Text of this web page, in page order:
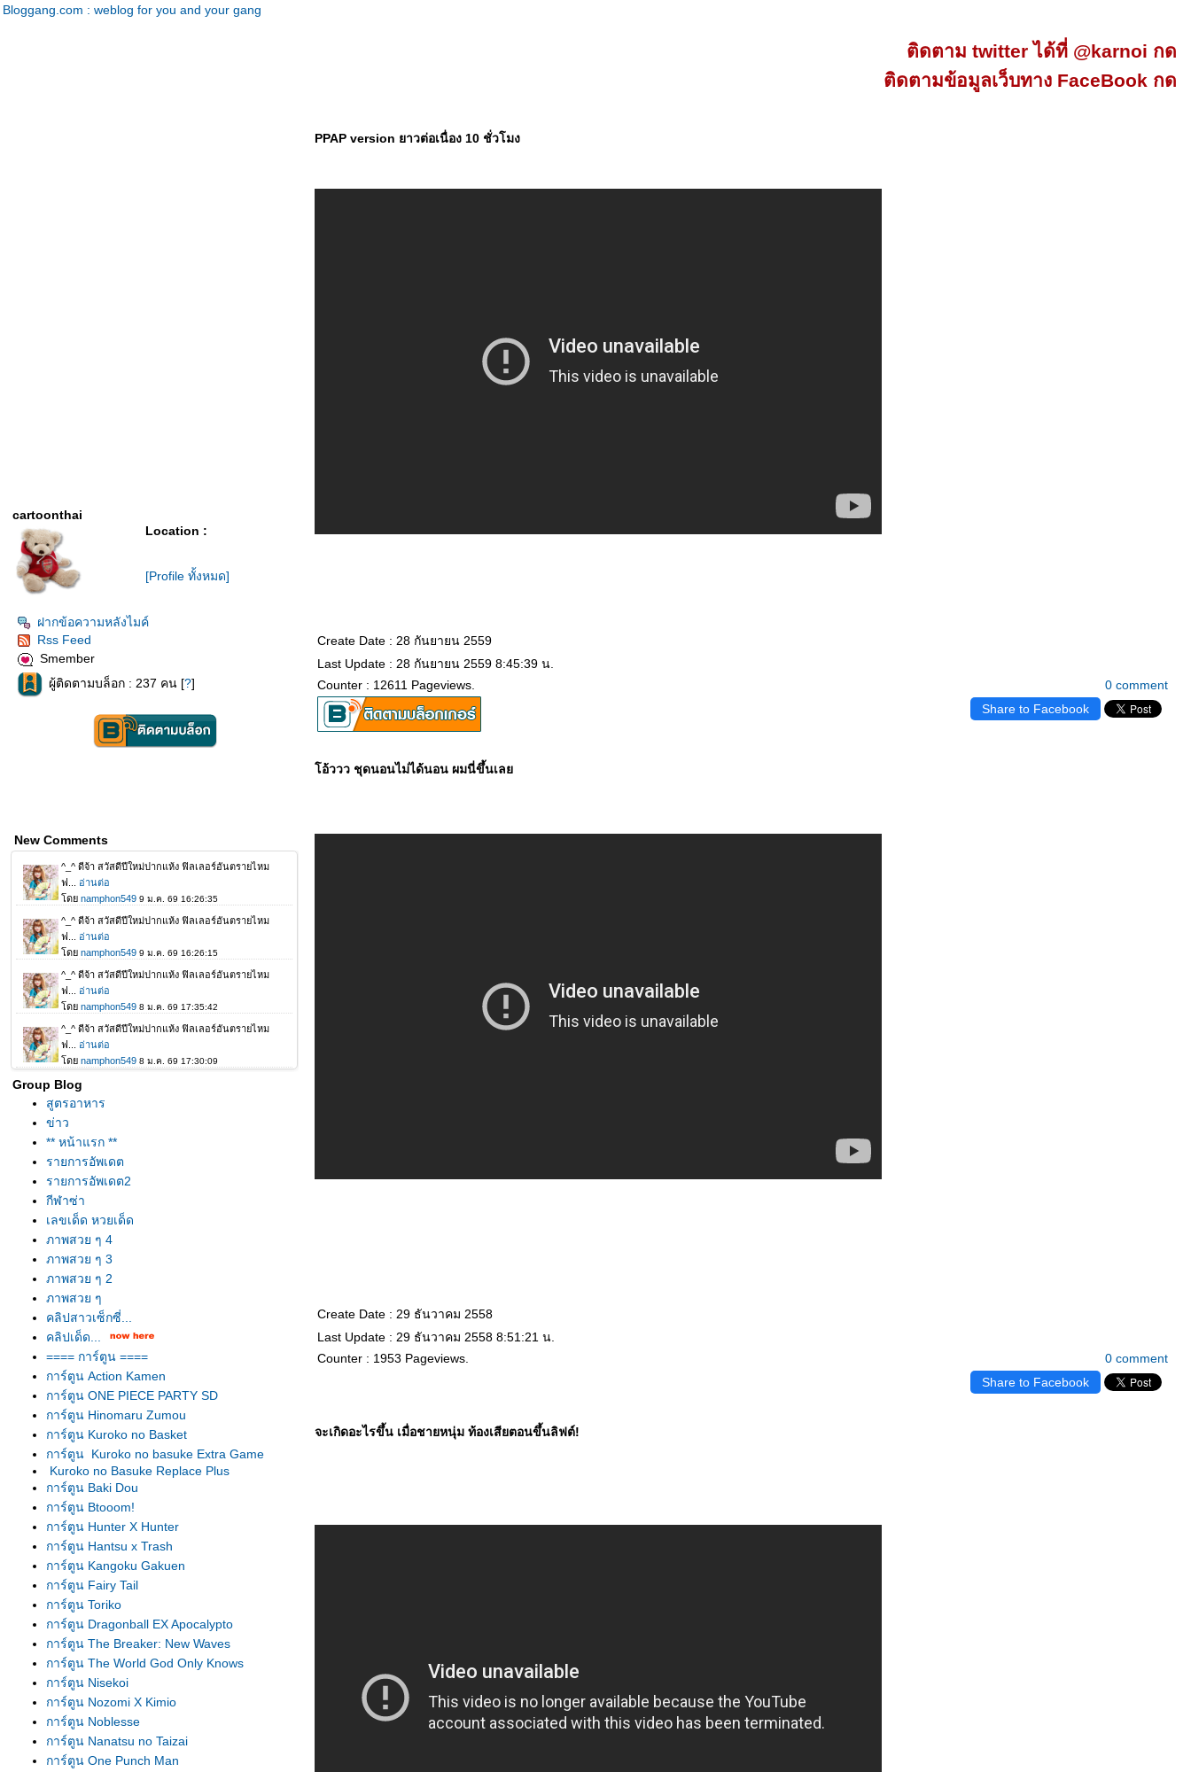
Bloggang.com : weblog for you and your gang
ติดตาม twitter ได้ที่ @karnoi กด
ติดตามข้อมูลเว็บทาง FaceBook กด
cartoonthai
Location :
[Profile ทั้งหมด]
ฝากข้อความหลังไมค์
Rss Feed
Smember
ผู้ติดตามบล็อก : 237 คน [?]
New Comments
Group Blog
สูตรอาหาร
ข่าว
** หน้าแรก **
รายการอัพเดต
รายการอัพเดต2
กีฬาซ่า
เลขเด็ด หวยเด็ด
ภาพสวย ๆ 4
ภาพสวย ๆ 3
ภาพสวย ๆ 2
ภาพสวย ๆ
คลิปสาวเซ็กซี่...
คลิปเด็ด...
==== การ์ตูน ====
การ์ตูน Action Kamen
การ์ตูน ONE PIECE PARTY SD
การ์ตูน Hinomaru Zumou
การ์ตูน Kuroko no Basket
การ์ตูน Kuroko no basuke Extra Game
Kuroko no Basuke Replace Plus
การ์ตูน Baki Dou
การ์ตูน Btooom!
การ์ตูน Hunter X Hunter
การ์ตูน Hantsu x Trash
การ์ตูน Kangoku Gakuen
การ์ตูน Fairy Tail
การ์ตูน Toriko
การ์ตูน Dragonball EX Apocalypto
การ์ตูน The Breaker: New Waves
การ์ตูน The World God Only Knows
การ์ตูน Nisekoi
การ์ตูน Nozomi X Kimio
การ์ตูน Noblesse
การ์ตูน Nanatsu no Taizai
การ์ตูน One Punch Man
PPAP version ยาวต่อเนื่อง 10 ชั่วโมง
Create Date : 28 กันยายน 2559
Last Update : 28 กันยายน 2559 8:45:39 น.
Counter : 12611 Pageviews.
0 comment
Share to Facebook
อ้ววว ชุดนอนไม่ได้นอน ผมนี่ขึ้นเล
Create Date : 29 ธันวาคม 2558
Last Update : 29 ธันวาคม 2558 8:51:21 น.
Counter : 1953 Pageviews.
0 comment
Share to Facebook
จะเกิดอะไรขึ้น เมื่อชายหนุ่ม ท้องเสียตอนขึ้นลิฟต์!